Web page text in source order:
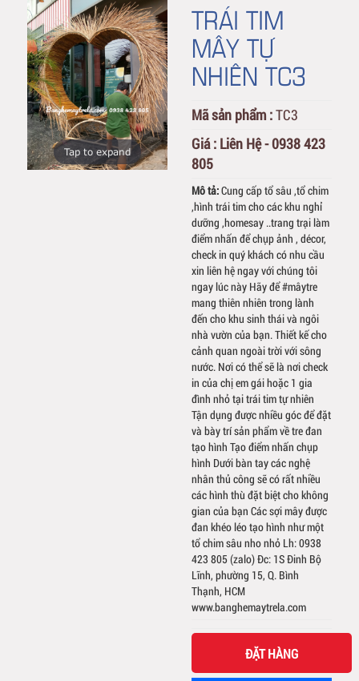
Tap to expand
TRÁI TIM
MÂY TỰ
NHIÊN TC3
Mã sản phẩm :TC3
Giá : Liên Hệ - 0938 423
805
Mô tả:Cung cấp tổ sâu ,tổ chim
,hình trái tim cho các khu nghỉ
dưỡng ,homesay ..trang trại làm
điểm nhấn để chụp ảnh , décor,
check in quý khách có nhu cầu
xin liên hệ ngay với chúng tôi
ngay lúc này Hãy để #mâytre
mang thiên nhiên trong lành
đến cho khu sinh thái và ngôi
nhà vườn của bạn. Thiết kế cho
cảnh quan ngoài trời với sông
nước. Nơi có thể sẽ là nơi check
in của chị em gái hoặc 1 gia
đình nhỏ tại trái tim tự nhiên
Tận dụng được nhiều góc để đặt
và bày trí sản phẩm về tre đan
tạo hình Tạo điểm nhấn chụp
hình Dưới bàn tay các nghệ
nhân thủ công sẽ có rất nhiều
các hình thù đặt biệt cho không
gian của bạn Các sợi mây được
đan khéo léo tạo hình như một
tổ chim sâu nho nhỏ Lh: 0938
423 805 (zalo) Đc: 1S Đinh Bộ
Lĩnh, phường 15, Q. Bình
Thạnh, HCM
www.banghemaytrela.com
ĐẶT HÀNG